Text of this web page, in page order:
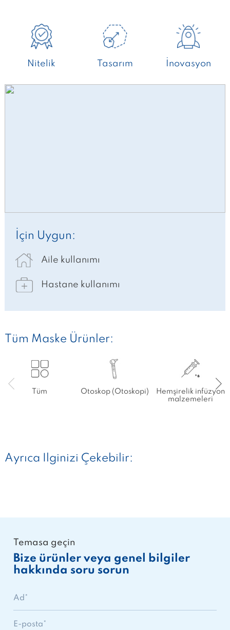
Nitelik Tasarım İnovasyon
İçin Uygun:
Aile kullanımı
Hastane kullanımı
Tüm Maske Ürünler:
Tüm Otoskop (Otoskopi)
Hemşirelik infüzyon
malzemeleri
Ayrıca Ilginizi Çekebilir:
Temasa geçin
Bize ürünler veya genel bilgiler
hakkında soru sorun